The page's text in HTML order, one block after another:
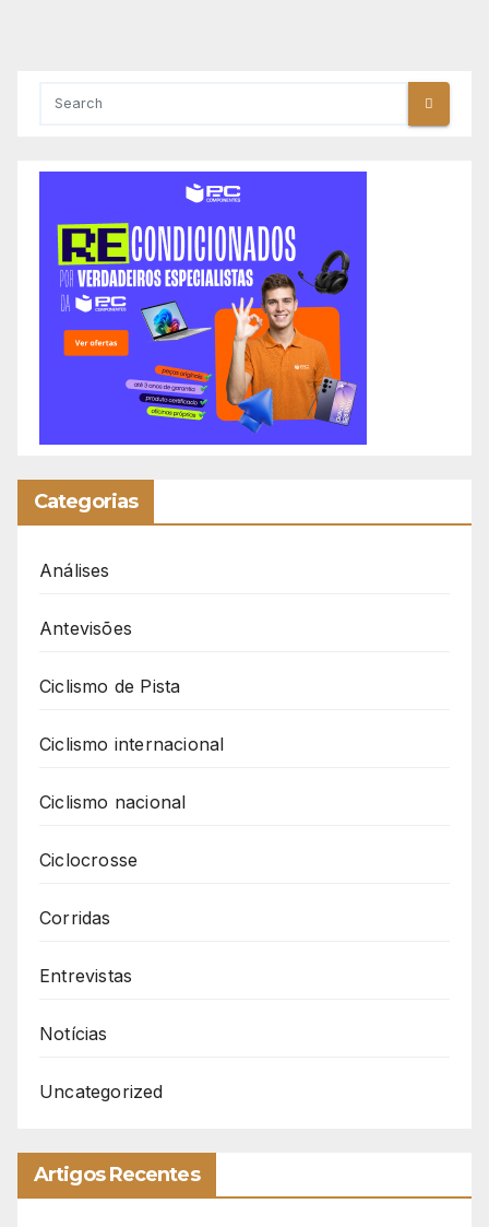
Categorias
Análises
Antevisões
Ciclismo de Pista
Ciclismo internacional
Ciclismo nacional
Ciclocrosse
Corridas
Entrevistas
Notícias
Uncategorized
Artigos Recentes